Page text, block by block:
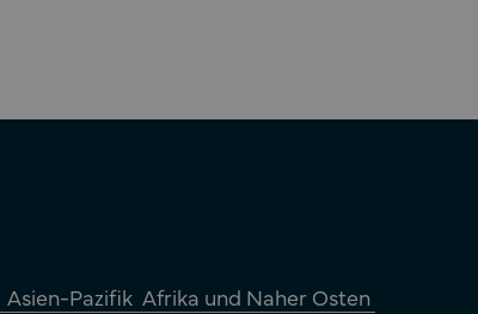
Asien-Pazifik Afrika und Naher Osten